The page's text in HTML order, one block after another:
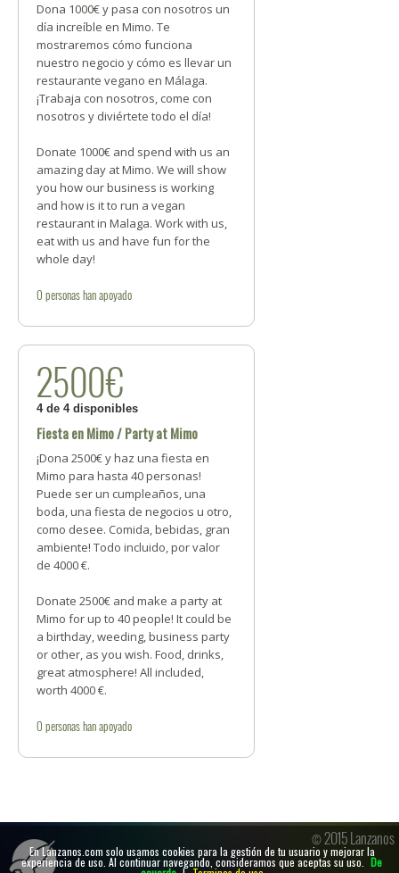
En Lanzanos.com solo usamos cookies para la gestión de tu usuario y mejorar la
experiencia de uso. Al continuar navegando, consideramos que aceptas su uso. De
Dona 1000€ y pasa con nosotros un
día increíble en Mimo. Te
mostraremos cómo funciona
nuestro negocio y cómo es llevar un
restaurante vegano en Málaga.
¡Trabaja con nosotros, come con
nosotros y diviértete todo el día!
Donate 1000€ and spend with us an
amazing day at Mimo. We will show
you how our business is working
and how is it to run a vegan
restaurant in Malaga. Work with us,
eat with us and have fun for the
whole day!
0 personashan apoyado
2500€
4 de 4 disponibles
Fiesta en Mimo / Party at Mimo
¡Dona 2500€ y haz una fiesta en
Mimo para hasta 40 personas!
Puede ser un cumpleaños, una
boda, una fiesta de negocios u otro,
como desee. Comida, bebidas, gran
ambiente! Todo incluido, por valor
de 4000 €.
Donate 2500€ and make a party at
Mimo for up to 40 people! It could be
a birthday, weeding, business party
or other, as you wish. Food, drinks,
great atmosphere! All included,
worth 4000 €.
0 personashan apoyado
© 2015 Lanzanos